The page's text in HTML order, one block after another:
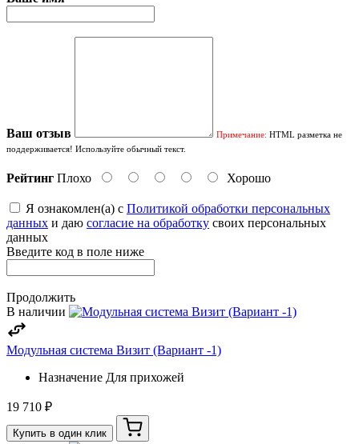
Ваш отзыв Примечание: HTML разметка не
поддерживается! Используйте обычный текст.
Рейтинг Плохо Хорошо
Я ознакомлен(а) с Политикой обработки персональных
данных и даю согласие на обработку своих персональных
данных
Введите код в поле ниже
Продолжить
В наличии
Модульная система Визит (Вариант -1)
Назначение Для прихожей
19 710 ₽
Купить в один клик